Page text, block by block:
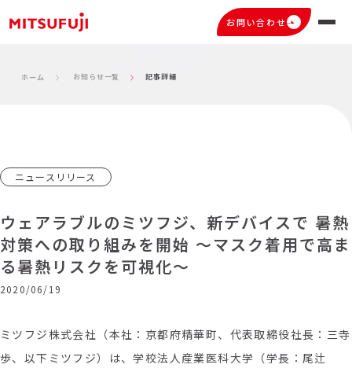
お問い合わせ
ホーム お知らせ一覧 記事詳細
ニュースリリース
ウェアラブルのミツフジ、新デバイスで 暑熱
対策への取り組みを開始 ～マスク着用で高ま
る暑熱リスクを可視化～
2020/06/19
ミツフジ株式会社（本社：京都府精華町、代表取締役社長：三寺
歩、以下ミツフジ）は、学校法人産業医科大学（学長：尾辻